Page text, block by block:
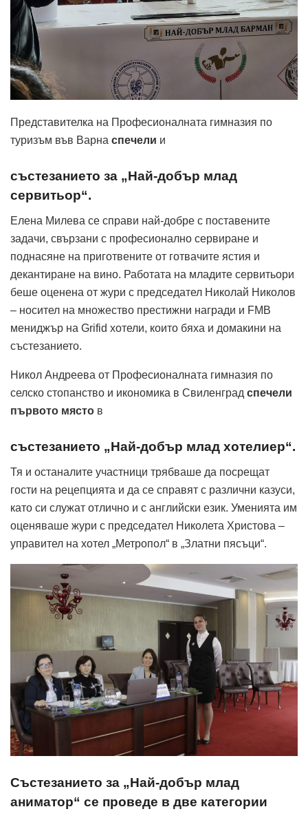
Представителка на Професионалната гимназия по
туризъм във Варна спечели и
състезанието за „Най-добър млад
сервитьор“.
Елена Милева се справи най-добре с поставените
задачи, свързани с професионално сервиране и
поднасяне на приготвените от готвачите ястия и
декантиране на вино. Работата на младите сервитьори
беше оценена от жури с председател Николай Николов
– носител на множество престижни награди и FMB
мениджър на Grifid хотели, които бяха и домакини на
състезанието.
Никол Андреева от Професионалната гимназия по
селско стопанство и икономика в Свиленград спечели
първото място в
състезанието „Най-добър млад хотелиер“.
Тя и останалите участници трябваше да посрещат
гости на рецепцията и да се справят с различни казуси,
като си служат отлично и с английски език. Уменията им
оценяваше жури с председател Николета Христова –
управител на хотел „Метропол“ в „Златни пясъци“.
Състезанието за „Най-добър млад
аниматор“ се проведе в две категории